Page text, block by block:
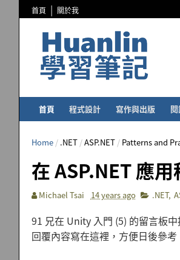
首頁 關於我
首頁 程式設計 寫作與出版
Home / .NET /ASP.NET / Patterns and
在 ASP.NET 應
Michael Tsai 14 years ago .NET,
91 兄在 Unity 入門 (5) 的留言板
回覆內容寫在這裡，方便日後參